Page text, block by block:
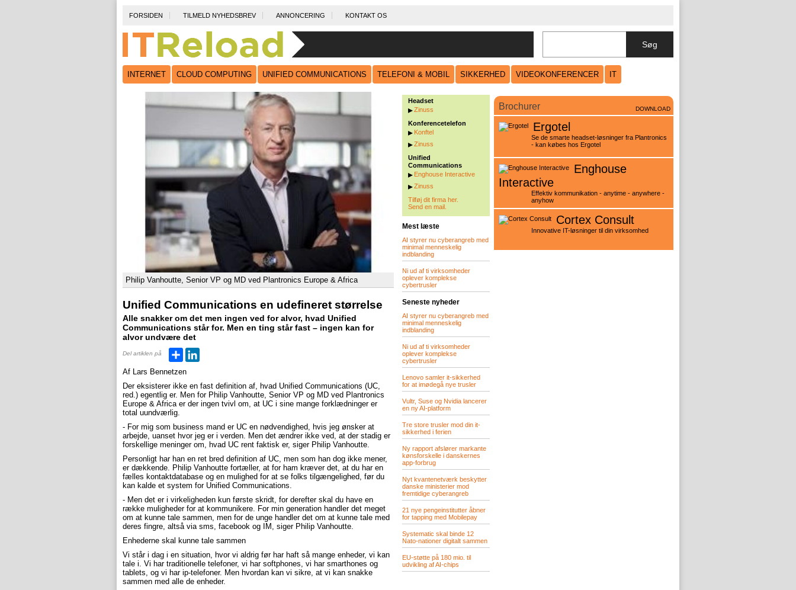
FORSIDEN TILMELD NYHEDSBREV ANNONCERING KONTAKT OS
Søg
INTERNET CLOUD COMPUTING UNIFIED COMMUNICATIONS TELEFONI & MOBIL SIKKERHED VIDEOKONFERENCER IT
Philip Vanhoutte, Senior VP og MD ved Plantronics Europe & Africa
Unified Communications en udefineret størrelse
Alle snakker om det men ingen ved for alvor, hvad Unified
Communications står for. Men en ting står fast – ingen kan for
alvor undvære det
Del artiklen på Del
Af Lars Bennetzen
Der eksisterer ikke en fast definition af, hvad Unified Communications (UC,
red.) egentlig er. Men for Philip Vanhoutte, Senior VP og MD ved Plantronics
Europe & Africa er der ingen tvivl om, at UC i sine mange forklædninger er
total uundværlig.
- For mig som business mand er UC en nødvendighed, hvis jeg ønsker at
arbejde, uanset hvor jeg er i verden. Men det ændrer ikke ved, at der stadig er
forskellige meninger om, hvad UC rent faktisk er, siger Philip Vanhoutte.
Personligt har han en ret bred definition af UC, men som han dog ikke mener,
er dækkende. Philip Vanhoutte fortæller, at for ham kræver det, at du har en
fælles kontaktdatabase og en mulighed for at se folks tilgængelighed, før du
kan kalde et system for Unified Communications.
- Men det er i virkeligheden kun første skridt, for derefter skal du have en
række muligheder for at kommunikere. For min generation handler det meget
om at kunne tale sammen, men for de unge handler det om at kunne tale med
deres fingre, altså via sms, facebook og IM, siger Philip Vanhoutte.
Enhederne skal kunne tale sammen
Vi står i dag i en situation, hvor vi aldrig før har haft så mange enheder, vi kan
tale i. Vi har traditionelle telefoner, vi har softphones, vi har smarthones og
tablets, og vi har ip-telefoner. Men hvordan kan vi sikre, at vi kan snakke
sammen med alle de enheder.
Headset
Zinuss
Konferencetelefon
Konftel
Zinuss
Unified
Communications
Enghouse Interactive
Zinuss
Tilføj dit firma her.
Send en mail.
Mest læste
AI styrer nu cyberangreb med
minimal menneskelig
indblanding
Ni ud af ti virksomheder
oplever komplekse
cybertrusler
Seneste nyheder
AI styrer nu cyberangreb med
minimal menneskelig
indblanding
Ni ud af ti virksomheder
oplever komplekse
cybertrusler
Lenovo samler it-sikkerhed
for at imødegå nye trusler
Vultr, Suse og Nvidia lancerer
en ny AI-platform
Tre store trusler mod din it-
sikkerhed i ferien
Ny rapport afslører markante
kønsforskelle i danskernes
app-forbrug
Nyt kvantenetværk beskytter
danske ministerier mod
fremtidige cyberangreb
21 nye pengeinstitutter åbner
for tapping med Mobilepay
Systematic skal binde 12
Nato-nationer digitalt sammen
EU-støtte på 180 mio. til
udvikling af AI-chips
Brochurer DOWNLOAD
Ergotel
Se de smarte headset-løsninger fra Plantronics
- kan købes hos Ergotel
Enghouse
Interactive
Effektiv kommunikation - anytime - anywhere -
anyhow
Cortex Consult
Innovative IT-løsninger til din virksomhed